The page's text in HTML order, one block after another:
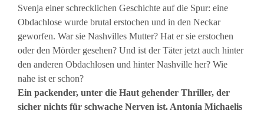
Svenja einer schrecklichen Geschichte auf die Spur: eine
Obdachlose wurde brutal erstochen und in den Neckar
geworfen. War sie Nashvilles Mutter? Hat er sie erstochen
oder den Mörder gesehen? Und ist der Täter jetzt auch hinter
den anderen Obdachlosen und hinter Nashville her? Wie
nahe ist er schon?
Ein packender, unter die Haut gehender Thriller, der
sicher nichts für schwache Nerven ist. Antonia Michaelis